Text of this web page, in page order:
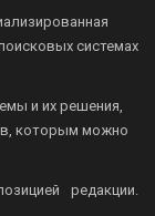
системах
и их решения,
которым можно
редакции.